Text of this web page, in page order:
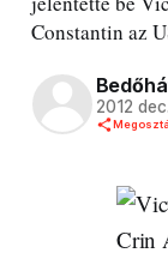
Constantin az
2012